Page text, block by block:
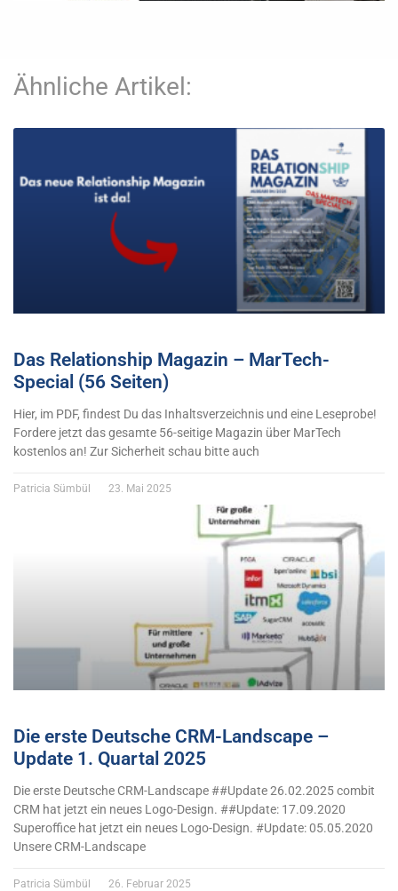
Ähnliche Artikel:
Das Relationship Magazin – MarTech-
Special (56 Seiten)
Hier, im PDF, findest Du das Inhaltsverzeichnis und eine Leseprobe!
Fordere jetzt das gesamte 56-seitige Magazin über MarTech
kostenlos an! Zur Sicherheit schau bitte auch
Patricia Sümbül 23. Mai 2025
Die erste Deutsche CRM-Landscape –
Update 1. Quartal 2025
Die erste Deutsche CRM-Landscape ##Update 26.02.2025 combit
CRM hat jetzt ein neues Logo-Design. ##Update: 17.09.2020
Superoffice hat jetzt ein neues Logo-Design. #Update: 05.05.2020
Unsere CRM-Landscape
Patricia Sümbül 26. Februar 2025